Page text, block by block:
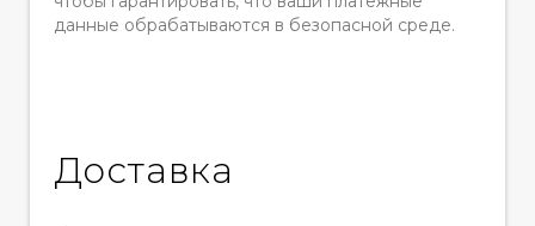
данные обрабатываются в безопасной среде.
Доставка